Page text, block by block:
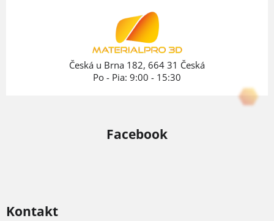
Kontakt
Česká u Brna 182, 664 31 Česká
Po - Pia: 9:00 - 15:30
Facebook